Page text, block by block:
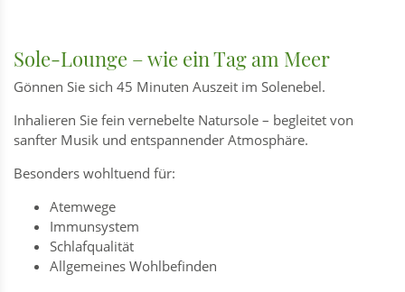
Sole-Lounge – wie ein Tag am Meer
Gönnen Sie sich 45 Minuten Auszeit im Solenebel.
Inhalieren Sie fein vernebelte Natursole – begleitet von
sanfter Musik und entspannender Atmosphäre.
Besonders wohltuend für:
Atemwege
Immunsystem
Schlafqualität
Allgemeines Wohlbefinden